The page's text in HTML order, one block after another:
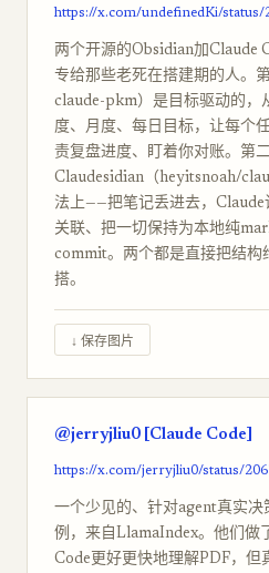
https://x.com/undefinedKi/status/
两个开源的Obsidian加Claude
专给那些老死在搭建期的人。
claude-pkm）是目标驱动的，
度、月度、每日目标，让每个
责复盘进度、盯着你对账。第
Claudesidian（heyitsnoah/
法上——把笔记丢进去，Claude
关联、把一切保持为本地纯
commit。两个都是直接把结构
搭。
↓ 保存图片
@jerryjliu0 [Claude Code]
https://x.com/jerryjliu0/status/
一个少见的、针对agent真实
例，来自LlamaIndex。他们做
Code更好更快地理解PDF，但